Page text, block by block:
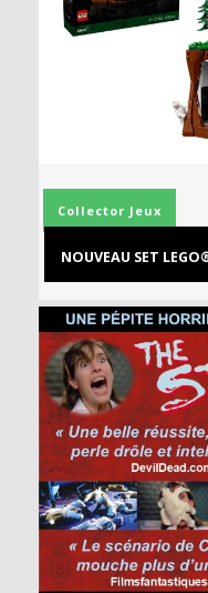
Collector Jeux
NOUVEAU SET